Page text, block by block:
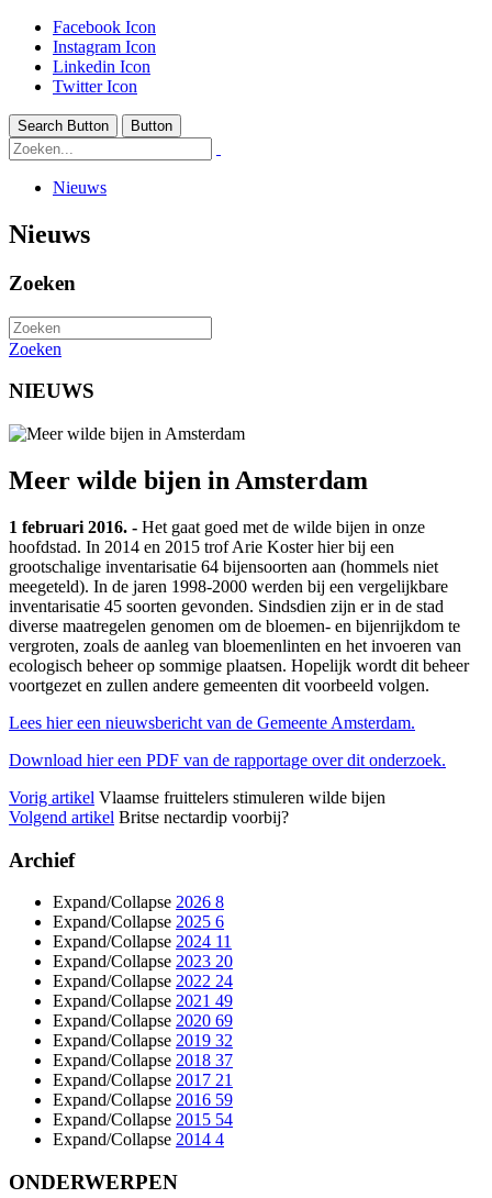
Facebook Icon
Instagram Icon
Linkedin Icon
Twitter Icon
Search Button Button
Nieuws
Nieuws
Zoeken
Zoeken
NIEUWS
Meer wilde bijen in Amsterdam
1 februari 2016. - Het gaat goed met de wilde bijen in onze
hoofdstad. In 2014 en 2015 trof Arie Koster hier bij een
grootschalige inventarisatie 64 bijensoorten aan (hommels niet
meegeteld). In de jaren 1998-2000 werden bij een vergelijkbare
inventarisatie 45 soorten gevonden. Sindsdien zijn er in de stad
diverse maatregelen genomen om de bloemen- en bijenrijkdom te
vergroten, zoals de aanleg van bloemenlinten en het invoeren van
ecologisch beheer op sommige plaatsen. Hopelijk wordt dit beheer
voortgezet en zullen andere gemeenten dit voorbeeld volgen.
Lees hier een nieuwsbericht van de Gemeente Amsterdam.
Download hier een PDF van de rapportage over dit onderzoek.
Vorig artikel Vlaamse fruittelers stimuleren wilde bijen
Volgend artikel Britse nectardip voorbij?
Archief
Expand/Collapse 2026 8
Expand/Collapse 2025 6
Expand/Collapse 2024 11
Expand/Collapse 2023 20
Expand/Collapse 2022 24
Expand/Collapse 2021 49
Expand/Collapse 2020 69
Expand/Collapse 2019 32
Expand/Collapse 2018 37
Expand/Collapse 2017 21
Expand/Collapse 2016 59
Expand/Collapse 2015 54
Expand/Collapse 2014 4
ONDERWERPEN